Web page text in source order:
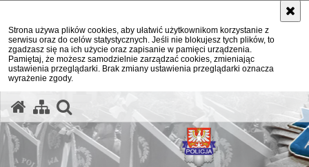
Strona używa plików cookies, aby ułatwić użytkownikom korzystanie z
serwisu oraz do celów statystycznych. Jeśli nie blokujesz tych plików, to
zgadzasz się na ich użycie oraz zapisanie w pamięci urządzenia.
Pamiętaj, że możesz samodzielnie zarządzać cookies, zmieniając
ustawienia przeglądarki. Brak zmiany ustawienia przeglądarki oznacza
wyrażenie zgody.